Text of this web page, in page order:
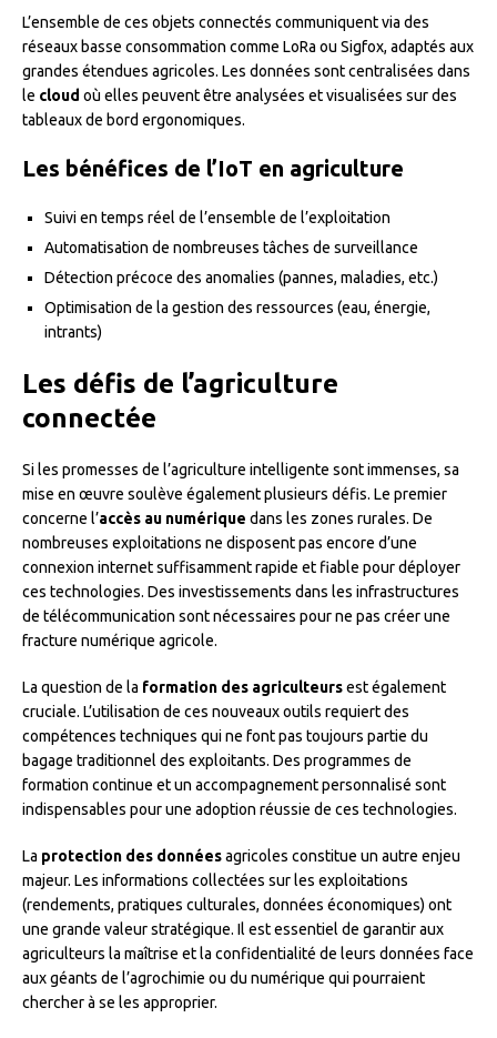
L’ensemble de ces objets connectés communiquent via des
réseaux basse consommation comme LoRa ou Sigfox, adaptés aux
grandes étendues agricoles. Les données sont centralisées dans
le cloud où elles peuvent être analysées et visualisées sur des
tableaux de bord ergonomiques.
Les bénéfices de l’IoT en agriculture
Suivi en temps réel de l’ensemble de l’exploitation
Automatisation de nombreuses tâches de surveillance
Détection précoce des anomalies (pannes, maladies, etc.)
Optimisation de la gestion des ressources (eau, énergie,
intrants)
Les défis de l’agriculture
connectée
Si les promesses de l’agriculture intelligente sont immenses, sa
mise en œuvre soulève également plusieurs défis. Le premier
concerne l’accès au numérique dans les zones rurales. De
nombreuses exploitations ne disposent pas encore d’une
connexion internet suffisamment rapide et fiable pour déployer
ces technologies. Des investissements dans les infrastructures
de télécommunication sont nécessaires pour ne pas créer une
fracture numérique agricole.
La question de la formation des agriculteursest également
cruciale. L’utilisation de ces nouveaux outils requiert des
compétences techniques qui ne font pas toujours partie du
bagage traditionnel des exploitants. Des programmes de
formation continue et un accompagnement personnalisé sont
indispensables pour une adoption réussie de ces technologies.
La protection des donnéesagricoles constitue un autre enjeu
majeur. Les informations collectées sur les exploitations
(rendements, pratiques culturales, données économiques) ont
une grande valeur stratégique. Il est essentiel de garantir aux
agriculteurs la maîtrise et la confidentialité de leurs données face
aux géants de l’agrochimie ou du numérique qui pourraient
chercher à se les approprier.